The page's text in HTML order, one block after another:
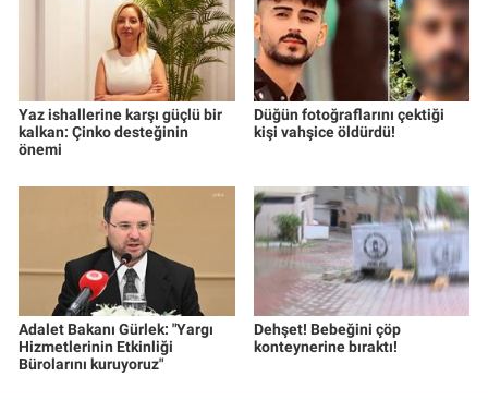
Yaz ishallerine karşı güçlü bir
kalkan: Çinko desteğinin
önemi
Düğün fotoğraflarını çektiği
kişi vahşice öldürdü!
Adalet Bakanı Gürlek: "Yargı
Hizmetlerinin Etkinliği
Bürolarını kuruyoruz"
Dehşet! Bebeğini çöp
konteynerine bıraktı!